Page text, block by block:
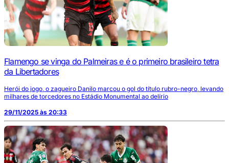
Flamengo se vinga do Palmeiras e é o primeiro brasileiro tetra
da Libertadores
Herói do jogo, o zagueiro Danilo marcou o gol do título rubro-negro, levando
milhares de torcedores no Estádio Monumental ao delírio
29/11/2025 às 20:33